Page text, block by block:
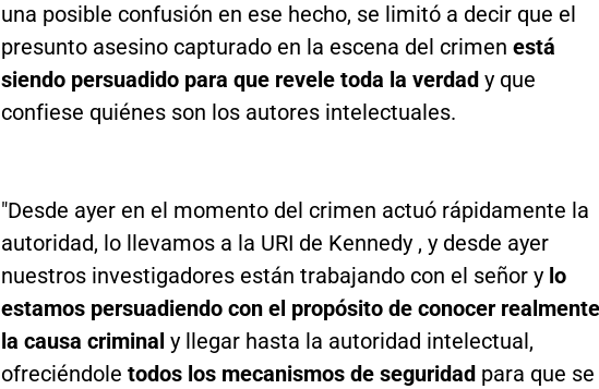
una posible confusión en ese hecho, se limitó a decir que el
presunto asesino capturado en la escena del crimen está
siendo persuadido para que revele toda la verdady que
confiese quiénes son los autores intelectuales.
"Desde ayer en el momento del crimen actuó rápidamente la
autoridad, lo llevamos a la URI de Kennedy , y desde ayer
nuestros investigadores están trabajando con el señor ylo
estamos persuadiendo con el propósito de conocer realmente
la causa criminal y llegar hasta la autoridad intelectual,
ofreciéndole todos los mecanismos de seguridadpara que se